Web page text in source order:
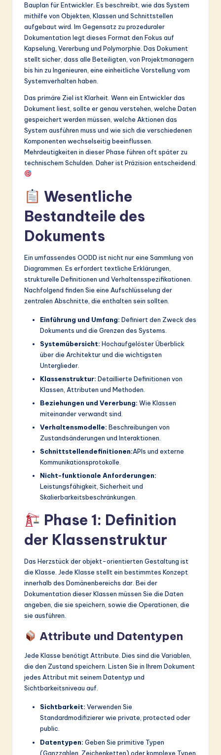
In
o
ti
o
Bauplan für Entwickler. Es beschreibt, wie das System
mithilfe von Objekten, Klassen und Schnittstellen
aufgebaut wird. Im Gegensatz zu prozeduraler
Dokumentation legt dieses Format den Fokus auf
Kapselung, Vererbung und Polymorphie. Das Dokument
stellt sicher, dass alle Beteiligten, von Projektmanagern
bis hin zu Ingenieuren, eine einheitliche Vorstellung vom
Systemverhalten haben.
Das primäre Ziel ist Klarheit. Wenn ein Entwickler das
Dokument liest, sollte er genau verstehen, welche Daten
gespeichert werden müssen, welche Aktionen das
System ausführen muss und wie sich die verschiedenen
Komponenten wechselseitig beeinflussen.
Mehrdeutigkeiten in dieser Phase führen oft später zu
technischem Schulden. Daher ist Präzision entscheidend.
Wesentliche
Bestandteile des
Dokuments
Ein umfassendes OODD ist nicht nur eine Sammlung von
Diagrammen. Es erfordert textliche Erklärungen,
strukturelle Definitionen und Verhaltensspezifikationen.
Nachfolgend finden Sie eine Aufschlüsselung der
zentralen Abschnitte, die enthalten sein sollten.
Einführung und Umfang: Definiert den Zweck des
Dokuments und die Grenzen des Systems.
Systemübersicht: Hochaufgelöster Überblick
über die Architektur und die wichtigsten
Unterglieder.
Klassenstruktur: Detaillierte Definitionen von
Klassen, Attributen und Methoden.
Beziehungen und Vererbung: Wie Klassen
miteinander verwandt sind.
Verhaltensmodelle: Beschreibungen von
Zustandsänderungen und Interaktionen.
Schnittstellendefinitionen:APIs und externe
Kommunikationsprotokolle.
Nicht-funktionale Anforderungen:
Leistungsfähigkeit, Sicherheit und
Skalierbarkeitsbeschränkungen.
Phase 1: Definition
der Klassenstruktur
Das Herzstück der objekt-orientierten Gestaltung ist
die Klasse. Jede Klasse stellt ein bestimmtes Konzept
innerhalb des Domänenbereichs dar. Bei der
Dokumentation dieser Klassen müssen Sie die Daten
angeben, die sie speichern, sowie die Operationen, die
sie ausführen.
Attribute und Datentypen
Jede Klasse benötigt Attribute. Dies sind die Variablen,
die den Zustand speichern. Listen Sie in Ihrem Dokument
jedes Attribut mit seinem Datentyp und
Sichtbarkeitsniveau auf.
Sichtbarkeit: Verwenden Sie
Standardmodifizierer wie private, protected oder
public.
Datentypen: Geben Sie primitive Typen
(Ganzzahlen, Zeichenketten) oder komplexe Typen